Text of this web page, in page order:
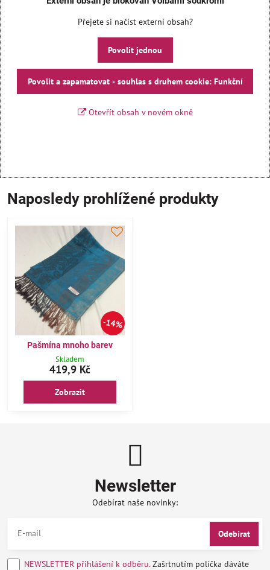
Přejete si načíst externí obsah?
Povolit jednou
Povolit a zapamatovat - souhlas s druhem cookie: Funkční
Otevřít obsah v novém okně
Naposledy prohlížené produkty
14%
Pašmína mnoho barev
Skladem
419,9 Kč
Zobrazit
Newsletter
Odebírat naše novinky:
Odebírat
NEWSLETTER přihlášení k odběru.Zašrtnutím políčka dáváte